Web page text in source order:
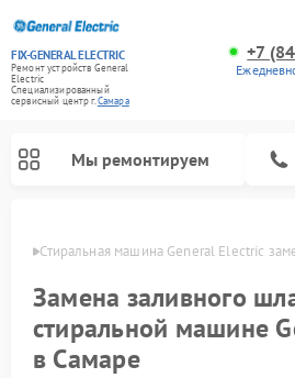
FIX-GENERAL ELECTRIC
Ремонт устройств General
Electric
Специализированный
cервисный центр г.Самара
+7
Мы ремонтируем
Стиральная машина General Electric
Замена заливного
стиральной машине
в Самаре